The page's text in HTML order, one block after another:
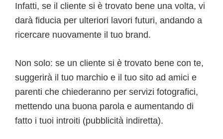
Infatti, se il cliente si è trovato bene una volta, vi
darà fiducia per ulteriori lavori futuri, andando a
ricercare nuovamente il tuo brand.
Non solo: se un cliente si è trovato bene con te,
suggerirà il tuo marchio e il tuo sito ad amici e
parenti che chiederanno per servizi fotografici,
mettendo una buona parola e aumentando di
fatto i tuoi introiti (pubblicità indiretta).